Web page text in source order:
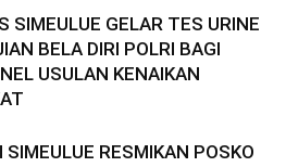
SIMEULUE GELAR TES URINE
BELA DIRI POLRI BAGI
USULAN KENAIKAN
SIMEULUE RESMIKAN POSKO